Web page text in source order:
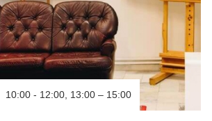
10:00 - 12:00, 13:00 – 15:00